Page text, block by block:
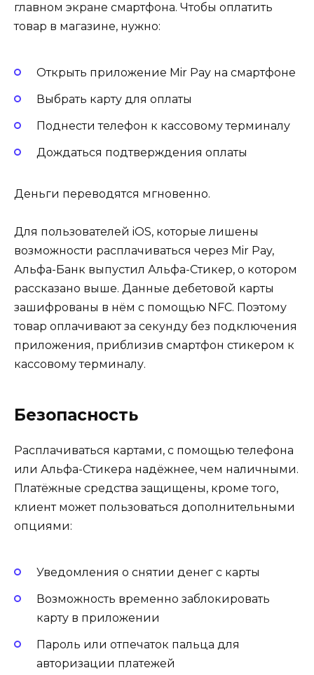
главном экране смартфона. Чтобы оплатить
товар в магазине, нужно:
Открыть приложение Mir Pay на смартфоне
Выбрать карту для оплаты
Поднести телефон к кассовому терминалу
Дождаться подтверждения оплаты
Деньги переводятся мгновенно.
Для пользователей iOS, которые лишены
возможности расплачиваться через Mir Pay,
Альфа-Банк выпустил Альфа-Стикер, о котором
рассказано выше. Данные дебетовой карты
зашифрованы в нём с помощью NFC. Поэтому
товар оплачивают за секунду без подключения
приложения, приблизив смартфон стикером к
кассовому терминалу.
Безопасность
Расплачиваться картами, с помощью телефона
или Альфа-Стикера надёжнее, чем наличными.
Платёжные средства защищены, кроме того,
клиент может пользоваться дополнительными
опциями:
Уведомления о снятии денег с карты
Возможность временно заблокировать
карту в приложении
Пароль или отпечаток пальца для
авторизации платежей